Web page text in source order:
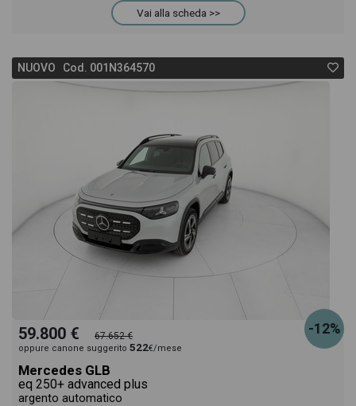
EQA 350 premium tech edition 4matic troverai
consigliata per l'acquisto del veicolo.
Vai alla scheda >>
NUOVO Cod. 001N364570
-12%
59.800 € 67.652 €
oppure canone suggerito 522€/mese
Mercedes GLB
eq 250+ advanced plus
argento automatico